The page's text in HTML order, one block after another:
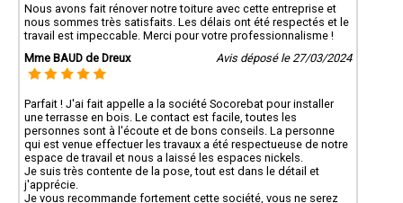
Nous avons fait rénover notre toiture avec cette entreprise et
nous sommes très satisfaits. Les délais ont été respectés et le
travail est impeccable. Merci pour votre professionnalisme !
Mme BAUD de Dreux
Avis déposé le 27/03/2024
Parfait ! J'ai fait appelle a la société Socorebat pour installer
une terrasse en bois. Le contact est facile, toutes les
personnes sont à l'écoute et de bons conseils. La personne
qui est venue effectuer les travaux a été respectueuse de notre
espace de travail et nous a laissé les espaces nickels.
Je suis très contente de la pose, tout est dans le détail et
j'apprécie.
Je vous recommande fortement cette société, vous ne serez